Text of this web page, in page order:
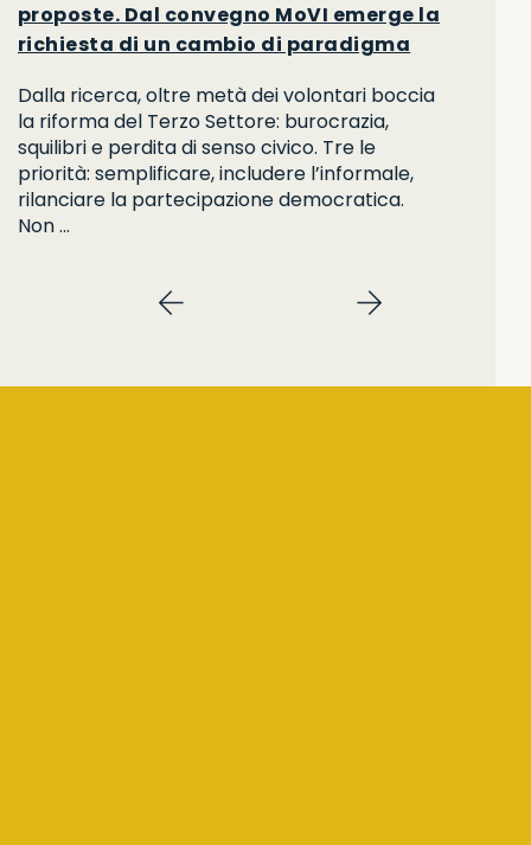
proposte. Dal convegno MoVI emerge la
richiesta di un cambio di paradigma
Dalla ricerca, oltre metà dei volontari boccia
la riforma del Terzo Settore: burocrazia,
squilibri e perdita di senso civico. Tre le
priorità: semplificare, includere l’informale,
rilanciare la partecipazione democratica.
Non …